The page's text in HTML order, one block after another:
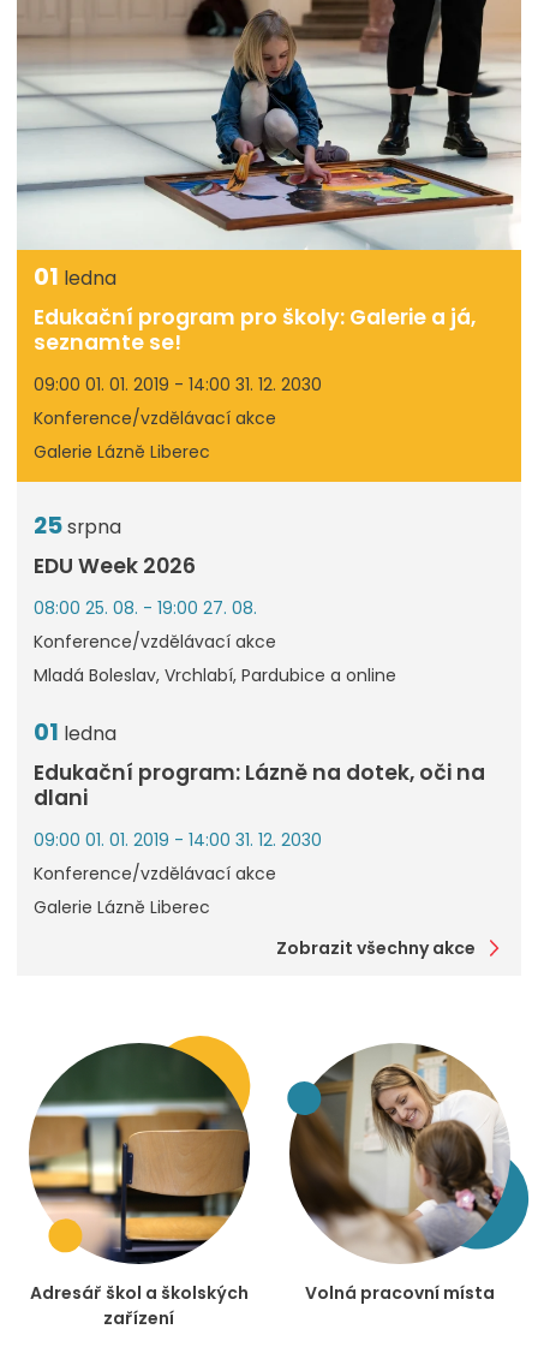
01 ledna
Edukační program pro školy: Galerie a já,
seznamte se!
09:00 01. 01. 2019 - 14:00 31. 12. 2030
Konference/vzdělávací akce
Galerie Lázně Liberec
25srpna
EDU Week 2026
08:00 25. 08. - 19:00 27. 08.
Konference/vzdělávací akce
Mladá Boleslav, Vrchlabí, Pardubice a online
01 ledna
Edukační program: Lázně na dotek, oči na
dlani
09:00 01. 01. 2019 - 14:00 31. 12. 2030
Konference/vzdělávací akce
Galerie Lázně Liberec
Zobrazit všechny akce
Adresář škol a školských
zařízení
Volná pracovní místa